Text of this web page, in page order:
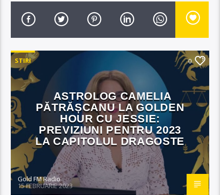
STIRI 0
ASTROLOG CAMELIA
PĂTRĂȘCANU LA GOLDEN
HOUR CU JESSIE:
PREVIZIUNI PENTRU 2023
LA CAPITOLUL DRAGOSTE
Gold FM Radio
15 FEBRUARIE 2023